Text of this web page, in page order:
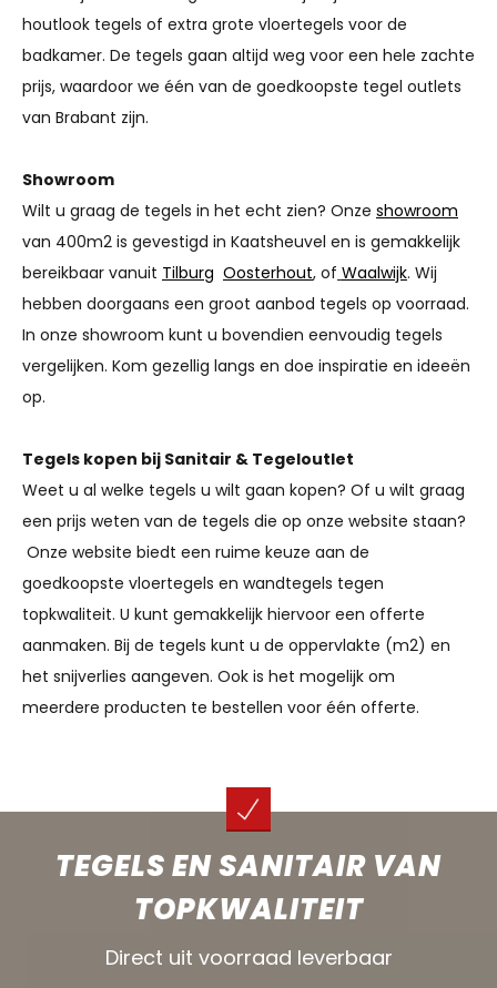
houtlook tegels of extra grote vloertegels voor de
badkamer. De tegels gaan altijd weg voor een hele zachte
prijs, waardoor we één van de goedkoopste tegel outlets
van Brabant zijn.
Showroom
Wilt u graag de tegels in het echt zien? Onze showroom
van 400m2 is gevestigd in Kaatsheuvel en is gemakkelijk
bereikbaar vanuit Tilburg Oosterhout, of Waalwijk. Wij
hebben doorgaans een groot aanbod tegels op voorraad.
In onze showroom kunt u bovendien eenvoudig tegels
vergelijken. Kom gezellig langs en doe inspiratie en ideeën
op.
Tegels kopen bij Sanitair & Tegeloutlet
Weet u al welke tegels u wilt gaan kopen? Of u wilt graag
een prijs weten van de tegels die op onze website staan?
Onze website biedt een ruime keuze aan de
goedkoopste vloertegels en wandtegels tegen
topkwaliteit. U kunt gemakkelijk hiervoor een offerte
aanmaken. Bij de tegels kunt u de oppervlakte (m2) en
het snijverlies aangeven. Ook is het mogelijk om
meerdere producten te bestellen voor één offerte.
TEGELS EN SANITAIR VAN
TOPKWALITEIT
Direct uit voorraad leverbaar